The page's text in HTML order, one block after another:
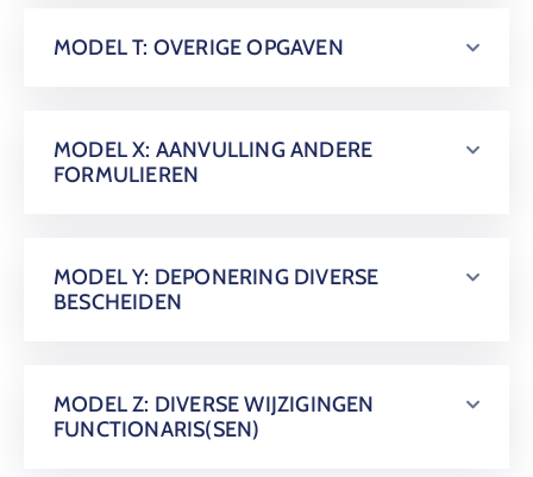
MODEL T: OVERIGE OPGAVEN
MODEL X: AANVULLING ANDERE
FORMULIEREN
MODEL Y: DEPONERING DIVERSE
BESCHEIDEN
MODEL Z: DIVERSE WIJZIGINGEN
FUNCTIONARIS(SEN)